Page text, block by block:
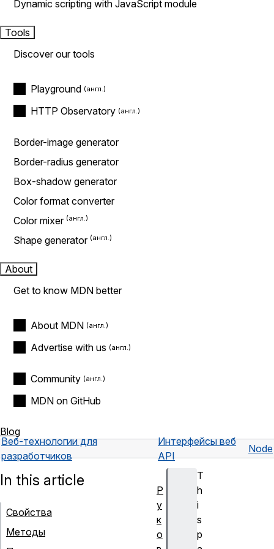
Dynamic scripting with JavaScript module
Tools
Discover our tools
Playground
HTTP Observatory
Border-image generator
Border-radius generator
Box-shadow generator
Color format converter
Color mixer
Shape generator
About
Get to know MDN better
About MDN
Advertise with us
Community
MDN on GitHub
Blog
Веб-технологии для
разработчиков
Интерфейсы веб
API
Node
T
h
i
s
p
In this article
Свойства
Методы
Р
у
к
о